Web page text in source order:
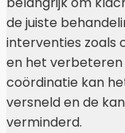
de juiste
interventies zoals
en het
coördinatie kan
versneld en de
verminderd.